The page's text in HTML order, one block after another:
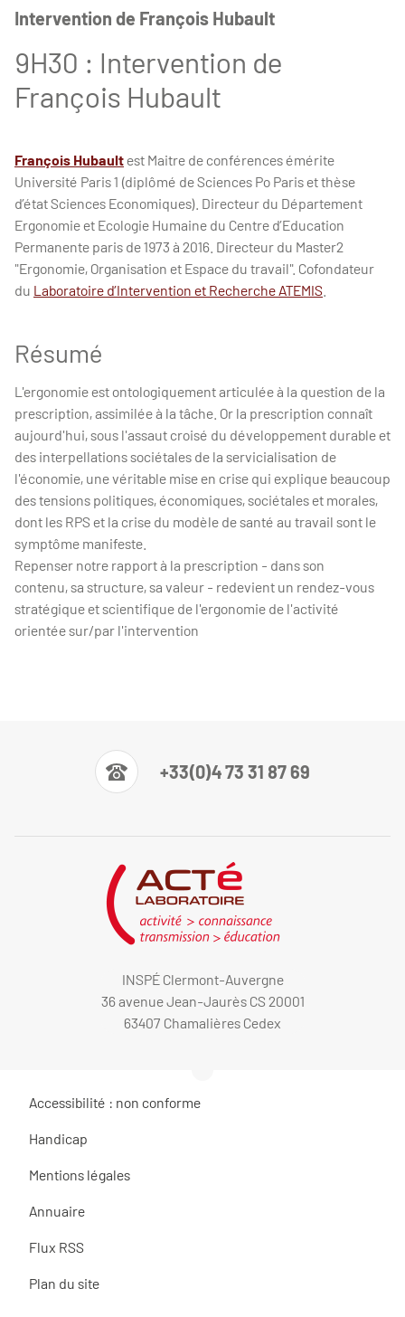
Intervention de François Hubault
9H30 : Intervention de
François Hubault
François Hubaultest Maitre de conférences émérite
Université Paris 1 (diplômé de Sciences Po Paris et thèse
d’état Sciences Economiques). Directeur du Département
Ergonomie et Ecologie Humaine du Centre d’Education
Permanente paris de 1973 à 2016. Directeur du Master2
"Ergonomie, Organisation et Espace du travail". Cofondateur
du Laboratoire d’Intervention et Recherche ATEMIS
Résumé
L'ergonomie est ontologiquement articulée à la question de la
prescription, assimilée à la tâche. Or la prescription connaît
aujourd'hui, sous l'assaut croisé du développement durable et
des interpellations sociétales de la servicialisation de
l'économie, une véritable mise en crise qui explique beaucoup
des tensions politiques, économiques, sociétales et morales,
dont les RPS et la crise du modèle de santé au travail sont le
symptôme manifeste.
Repenser notre rapport à la prescription - dans son
contenu, sa structure, sa valeur - redevient un rendez-vous
stratégique et scientifique de l'ergonomie de l'activité
orientée sur/par l'intervention
+33(0)4 73 31 87 69
INSPÉ Clermont-Auvergne
36 avenue Jean-Jaurès CS 20001
63407 Chamalières Cedex
Accessibilité : non conforme
Handicap
Mentions légales
Annuaire
Flux RSS
Plan du site